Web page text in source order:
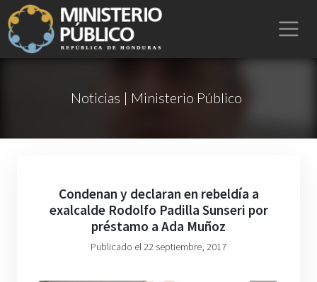
Noticias | Ministerio Público
Condenan y declaran en rebeldía a
exalcalde Rodolfo Padilla Sunseri por
préstamo a Ada Muñoz
Publicado el 22 septiembre, 2017